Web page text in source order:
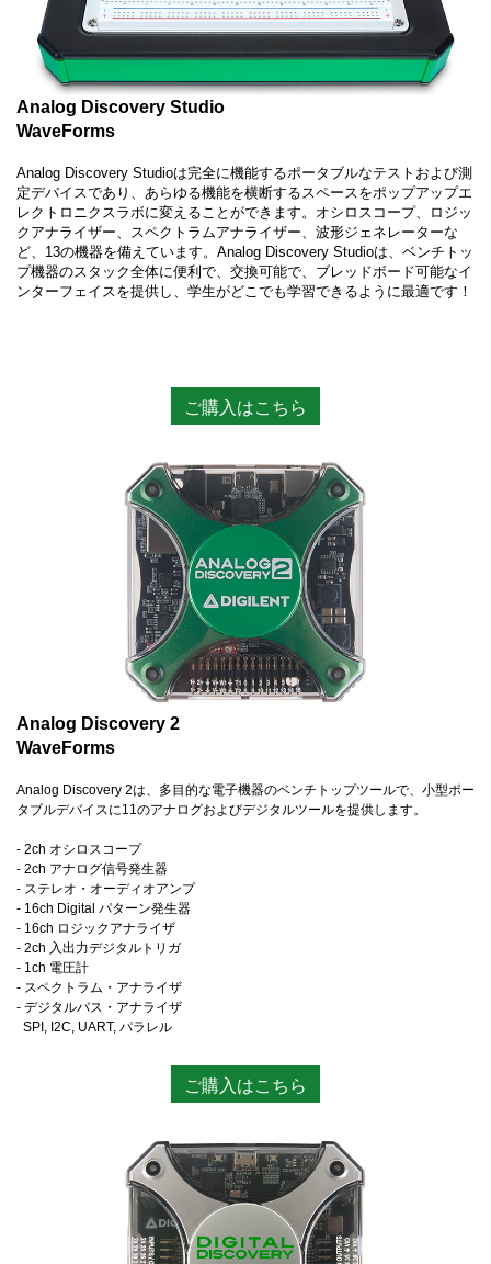
Analog Discovery Studio
WaveForms
Analog Discovery Studioは完全に機能するポータブルなテストおよび測
定デバイスであり、あらゆる機能を横断するスペースをポップアップエ
レクトロニクスラボに変えることができます。オシロスコープ、ロジッ
クアナライザー、スペクトラムアナライザー、波形ジェネレーターな
ど、13の機器を備えています。Analog Discovery Studioは、ベンチトッ
プ機器のスタック全体に便利で、交換可能で、ブレッドボード可能なイ
ンターフェイスを提供し、学生がどこでも学習できるように最適です！
ご購入はこちら
Analog Discovery 2
WaveForms
Analog Discovery 2は、多目的な電子機器のベンチトップツールで、小型ポー
タブルデバイスに11のアナログおよびデジタルツールを提供します。
- 2ch オシロスコープ
- 2ch アナログ信号発生器
- ステレオ・オーディオアンプ
- 16ch Digital パターン発生器
- 16ch ロジックアナライザ
- 2ch 入出力デジタルトリガ
- 1ch 電圧計
- スペクトラム・アナライザ
- デジタルバス・アナライザ
SPI, I2C, UART, パラレル
ご購入はこちら